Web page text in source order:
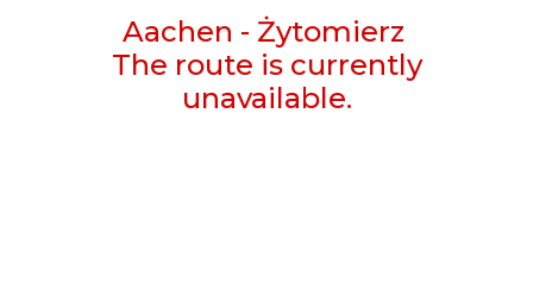
Aachen - Żytomierz
The route is currently
unavailable.